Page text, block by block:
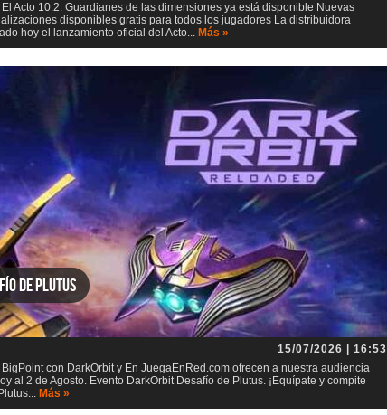
Acto 10.2: Guardianes de las dimensiones ya está disponible Nuevas
disponibles gratis para todos los jugadores La distribuidora
hoy el lanzamiento oficial del Acto... Más »
de Plutus
15/07/2026 | 16:53
con DarkOrbit y En JuegaEnRed.com ofrecen a nuestra audiencia
al 2 de Agosto. Evento DarkOrbit Desafío de Plutus. ¡Equípate y compite
Más »